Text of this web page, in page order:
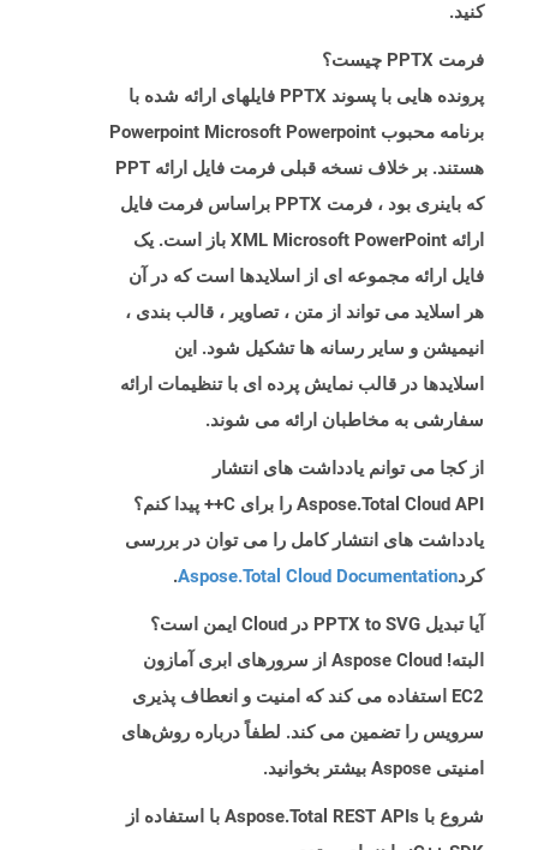
کنید.
فرمت PPTX چیست؟
پرونده هایی با پسوند PPTX فایلهای ارائه شده با
برنامه محبوب Powerpoint Microsoft Powerpoint
هستند. بر خلاف نسخه قبلی فرمت فایل ارائه PPT
که باینری بود ، فرمت PPTX براساس فرمت فایل
ارائه XML Microsoft PowerPoint باز است. یک
فایل ارائه مجموعه ای از اسلایدها است که در آن
هر اسلاید می تواند از متن ، تصاویر ، قالب بندی ،
انیمیشن و سایر رسانه ها تشکیل شود. این
اسلایدها در قالب نمایش پرده ای با تنظیمات ارائه
سفارشی به مخاطبان ارائه می شوند.
از کجا می توانم یادداشت های انتشار
Aspose.Total Cloud API را برای C++ پیدا کنم؟
یادداشت های انتشار کامل را می توان در بررسی
کردAspose.Total Cloud Documentation
.
آیا تبدیل PPTX to SVG در Cloud ایمن است؟
البته! Aspose Cloud از سرورهای ابری آمازون
EC2 استفاده می کند که امنیت و انعطاف پذیری
سرویس را تضمین می کند. لطفاً درباره روش‌های
امنیتی Aspose بیشتر بخوانید.
شروع با Aspose.Total REST APIs با استفاده از